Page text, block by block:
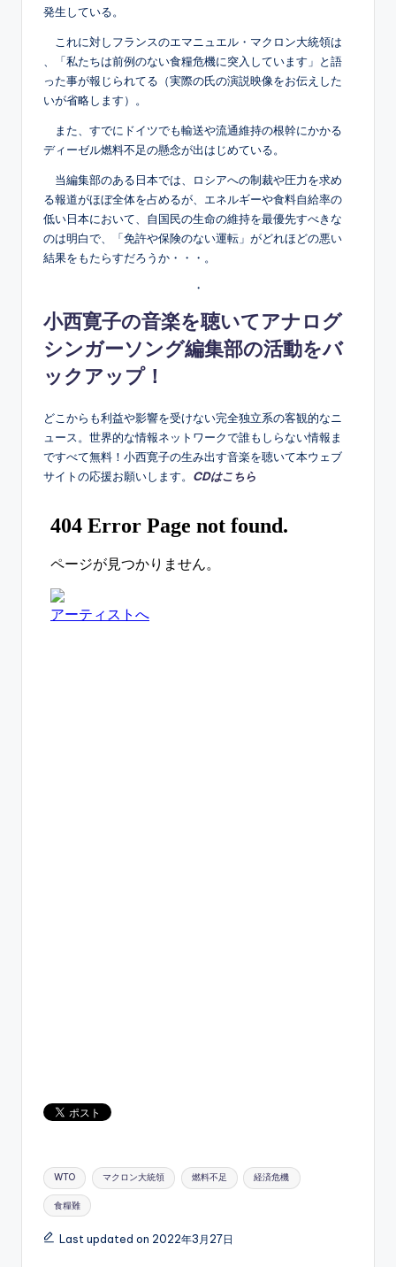
発生している。
これに対しフランスのエマニュエル・マクロン大統領は
、「私たちは前例のない食糧危機に突入しています」と語
った事が報じられてる（実際の氏の演説映像をお伝えした
いが省略します）。
また、すでにドイツでも輸送や流通維持の根幹にかかる
ディーゼル燃料不足の懸念が出はじめている。
当編集部のある日本では、ロシアへの制裁や圧力を求め
る報道がほぼ全体を占めるが、エネルギーや食料自給率の
低い日本において、自国民の生命の維持を最優先すべきな
のは明白で、「免許や保険のない運転」がどれほどの悪い
結果をもたらすだろうか・・・。
・
小西寛子の音楽を聴いてアナログ
シンガーソング編集部の活動をバ
ックアップ！
どこからも利益や影響を受けない完全独立系の客観的なニ
ュース。世界的な情報ネットワークで誰もしらない情報ま
ですべて無料！小西寛子の生み出す音楽を聴いて本ウェブ
サイトの応援お願いします。 CDはこちら
Tags:
WTO マクロン大統領 燃料不足 経済危機
食糧難
Last updated on 2022年3月27日